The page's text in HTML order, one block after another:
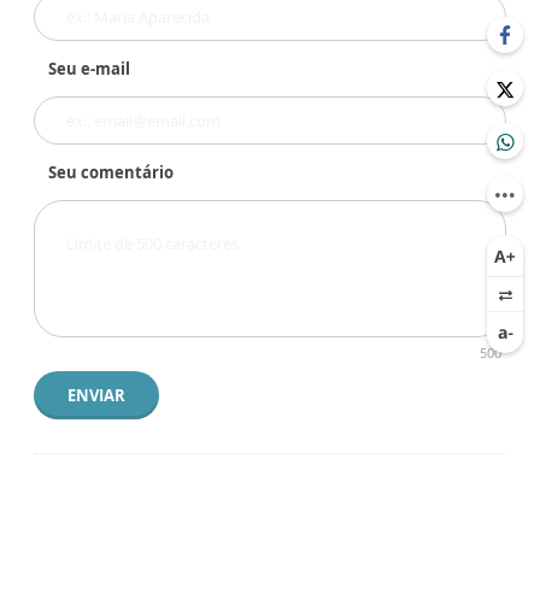
Seu e-mail
Seu comentário
500
ENVIAR